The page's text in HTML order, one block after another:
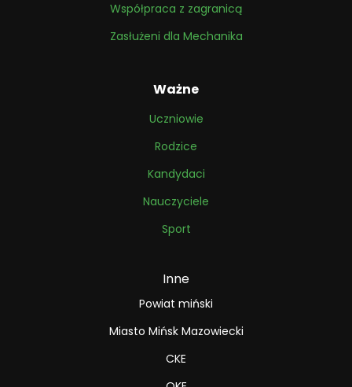
Współpraca z zagranicą
Zasłużeni dla Mechanika
Ważne
Uczniowie
Rodzice
Kandydaci
Nauczyciele
Sport
Inne
Powiat miński
Miasto Mińsk Mazowiecki
CKE